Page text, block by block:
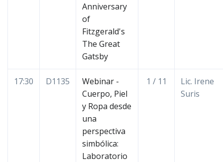
Anniversary
of
Fitzgerald's
The Great
Gatsby
17:30 D1135
Webinar -
Cuerpo, Piel
y Ropa desde
una
perspectiva
simbólica:
Laboratorio
1 / 11
Lic. Irene
Suris